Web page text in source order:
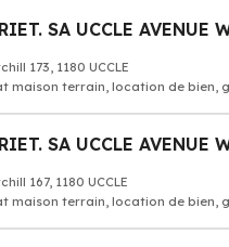
173, 1180 UCCLE
maison terrain, location de bien,
167, 1180 UCCLE
maison terrain, location de bien,